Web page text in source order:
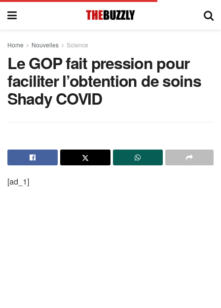
Home Nouvelles Science
Le GOP fait pression pour
faciliter l’obtention de soins
Shady COVID
[ad_1]